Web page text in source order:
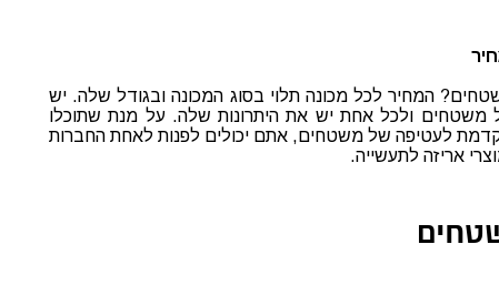
המחיר לכל מכונה תלוי בסוג המכונה ובגודל שלה. יש
משטחים ולכל אחת יש את היתרונות שלה. על מנת שתוכלו
לעטיפה של משטחים, אתם יכולים לפנות לאחת החברות
אריזה לתעשייה.